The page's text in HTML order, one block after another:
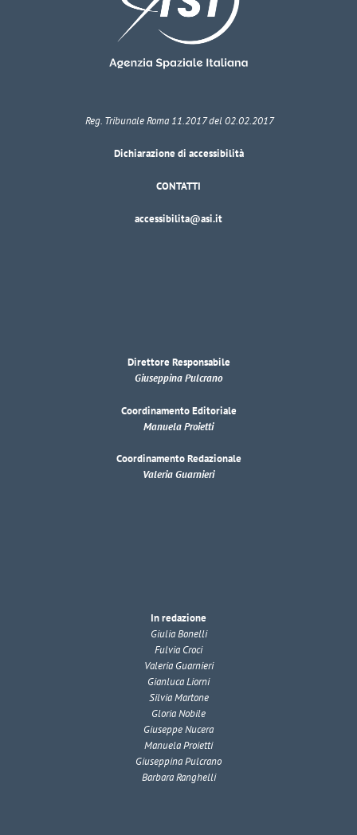
Reg. Tribunale Roma 11.2017 del 02.02.2017
Dichiarazione di accessibilità
CONTATTI
accessibilita@asi.it
Direttore Responsabile
Giuseppina Pulcrano
Coordinamento Editoriale
Manuela Proietti
Coordinamento Redazionale
Valeria Guarnieri
In redazione
Giulia Bonelli
Fulvia Croci
Valeria Guarnieri
Gianluca Liorni
Silvia Martone
Gloria Nobile
Giuseppe Nucera
Manuela Proietti
Giuseppina Pulcrano
Barbara Ranghelli